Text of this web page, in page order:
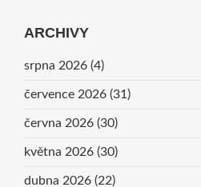
ARCHIVY
srpna 2026 (4)
července 2026 (31)
června 2026 (30)
května 2026 (30)
dubna 2026 (22)